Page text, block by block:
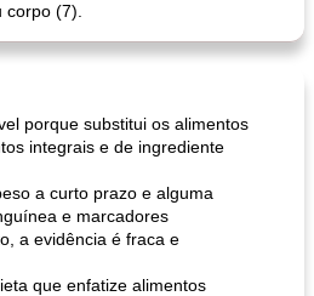
(7).
porque substitui os alimentos
integrais e de ingrediente
a curto prazo e alguma
e marcadores
a evidência é fraca e
que enfatize alimentos